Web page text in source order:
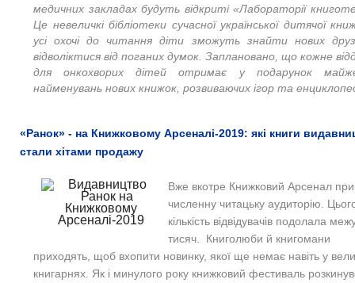
медичних закладах будуть відкриті «Лабораторії
Це невеличкі бібліотеки сучасної української дитячої
усі охочі до читання діти зможуть знайти нових
відволіктися від поганих думок. Заплановано, що кожне
для онкохворих дітей отримає у подарунок
найменувань нових книжок, розвиваючих ігор та
«Ранок» - на Книжковому Арсеналі-2019: які книги
стали хітами продажу
Вже вкотре Книжковий Арсенал
численну читацьку аудиторію.
кількість відвідувачів подолала
тисяч.  Книголюби й книгомани
приходять, щоб вхопити новинку, якої ще немає навіть у
книгарнях. Як і минулого року книжковий фестиваль